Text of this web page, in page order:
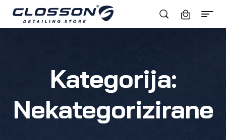
Kategorija:
Nekategorizirane